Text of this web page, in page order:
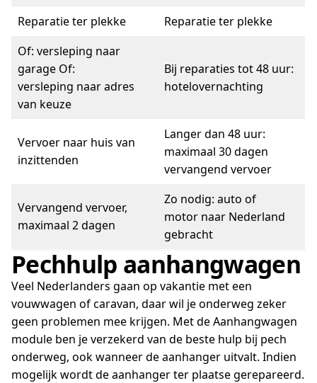
Reparatie ter plekke
Reparatie ter plekke
Of: versleping naar
garage Of:
versleping naar adres
van keuze
Bij reparaties tot 48 uur:
hotelovernachting
Vervoer naar huis van
inzittenden
Langer dan 48 uur:
maximaal 30 dagen
vervangend vervoer
Vervangend vervoer,
maximaal 2 dagen
Zo nodig: auto of
motor naar Nederland
gebracht
Pechhulp aanhangwagen
Veel Nederlanders gaan op vakantie met een
vouwwagen of caravan, daar wil je onderweg zeker
geen problemen mee krijgen. Met de Aanhangwagen
module ben je verzekerd van de beste hulp bij pech
onderweg, ook wanneer de aanhanger uitvalt. Indien
mogelijk wordt de aanhanger ter plaatse gerepareerd.